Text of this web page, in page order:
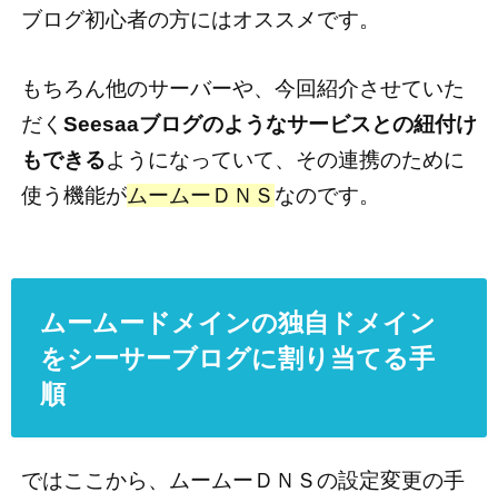
ブログ初心者の方にはオススメです。
もちろん他のサーバーや、今回紹介させていた
だく Seesaaブログのようなサービスとの紐付け
もできるようになっていて、その連携のために
使う機能がムームーＤＮＳ なのです。
ムームードメインの独自ドメイン
をシーサーブログに割り当てる手
順
ではここから、ムームーＤＮＳの設定変更の手